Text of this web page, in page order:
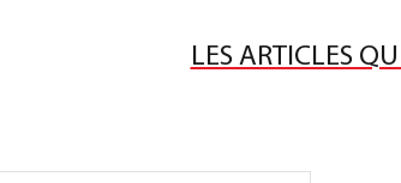
LES ARTICLES